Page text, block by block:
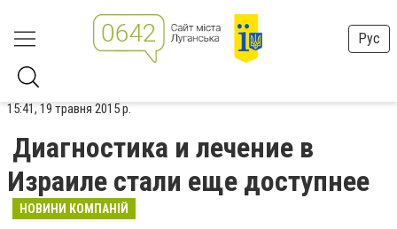
Рус
15:41, 19 травня 2015 р.
Диагностика и лечение в
Израиле стали еще доступнее
НОВИНИ КОМПАНІЙ